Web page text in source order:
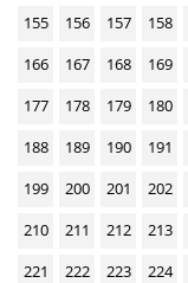
155
156 157 158
166
167 168 169
177
178 179 180
188
189 190 191
199
200 201 202
210
211 212 213
221
222 223 224